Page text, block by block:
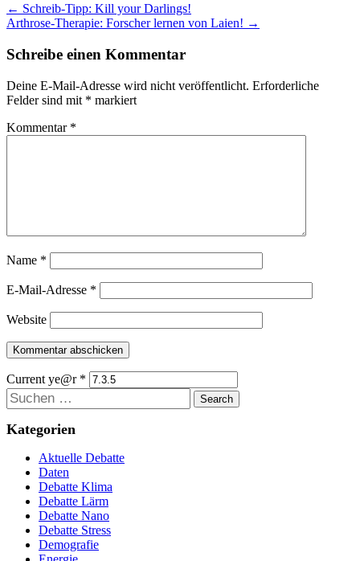
Artikel
Navigation
← Schreib-Tipp: Kill your Darlings!
Arthrose-Therapie: Forscher lernen von Laien! →
Schreibe einen Kommentar
Deine E-Mail-Adresse wird nicht veröffentlicht. Erforderliche
Felder sind mit * markiert
Kommentar *
Name *
E-Mail-Adresse *
Website
Current ye@r *
Suchen
Kategorien
Aktuelle Debatte
Daten
Debatte Klima
Debatte Lärm
Debatte Nano
Debatte Stress
Demografie